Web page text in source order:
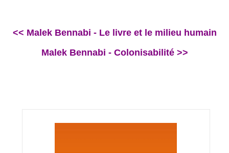
<< Malek Bennabi - Le livre et le milieu humain
Malek Bennabi - Colonisabilité >>